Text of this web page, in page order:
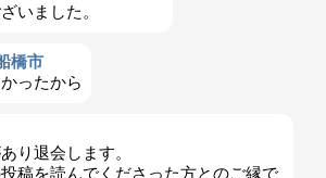
いました。
橋市
ったから
り退会します。
稿を読んでくださった方とのご縁で